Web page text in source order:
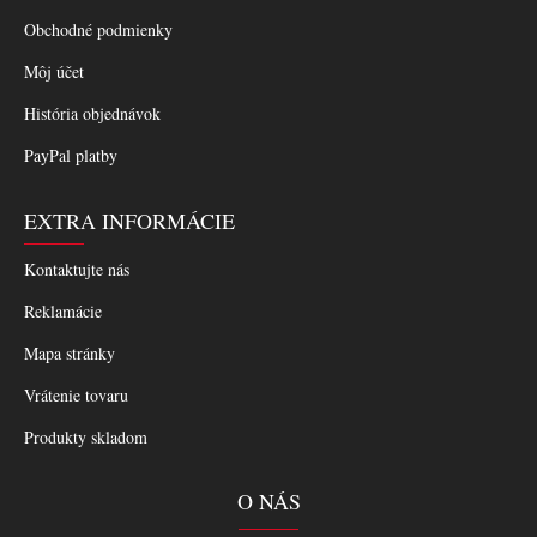
Obchodné podmienky
Môj účet
História objednávok
PayPal platby
EXTRA INFORMÁCIE
Kontaktujte nás
Reklamácie
Mapa stránky
Vrátenie tovaru
Produkty skladom
O NÁS